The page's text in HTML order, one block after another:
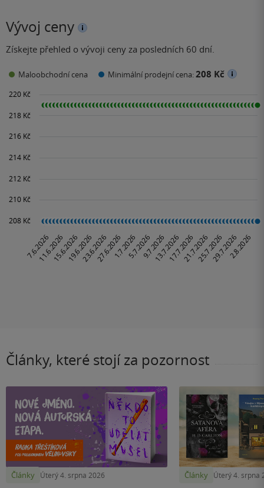
Vývoj ceny
Získejte přehled o vývoji ceny za posledních 60 dní.
Maloobchodní cena Minimální prodejní cena:208 Kč
Články, které stojí za pozornost
Články Úterý 4. srpna 2026 Články Úterý 4. srpna